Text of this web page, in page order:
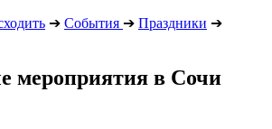
➔ События ➔ Праздники ➔
мероприятия в Сочи